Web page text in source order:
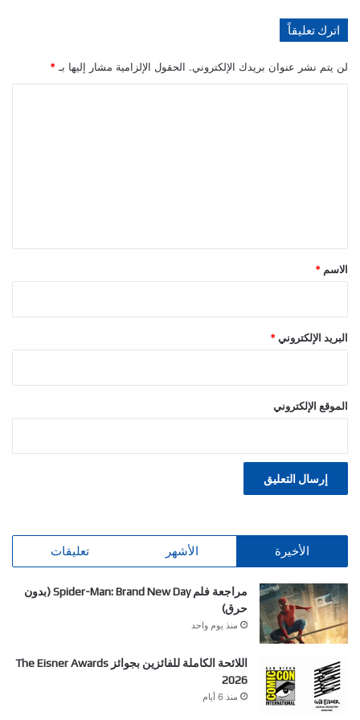
اترك تعليقاً
لن يتم نشر عنوان بريدك الإلكتروني. الحقول الإلزامية مشار إليها بـ *
*
الاسم *
البريد الإلكتروني *
الموقع الإلكتروني
الأخيرة الأشهر تعليقات
مراجعة فلم Spider-Man: Brand New Day (بدون
حرق)
منذ يوم واحد
اللائحة الكاملة للفائزين بجوائز The Eisner Awards
2026
منذ 6 أيام